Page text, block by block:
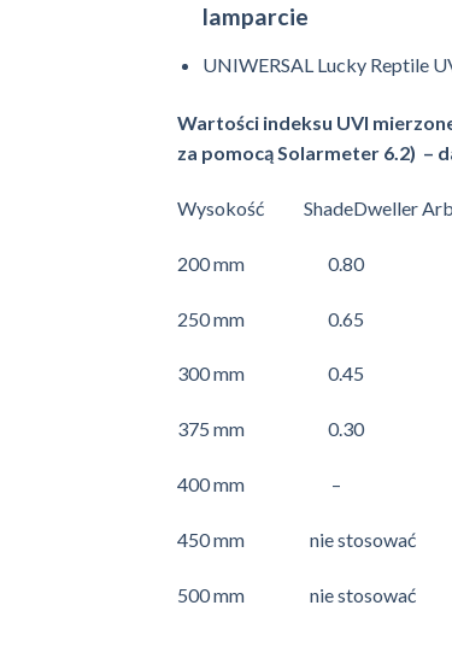
lamparcie
UNIWERSAL Lucky Reptile
Wartości indeksu UVI
za pomocą Solarmeter 6.2) –
Wysokość ShadeDweller
200 mm 0.80
250
300 mm
375
400 mm
450 mm
500 mm nie